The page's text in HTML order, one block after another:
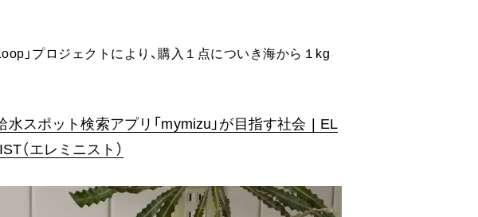
」プロジェクトにより、購入１点についき海から１kg
スポット検索アプリ「mymizu」が目指す社会 | EL
（エレミニスト）